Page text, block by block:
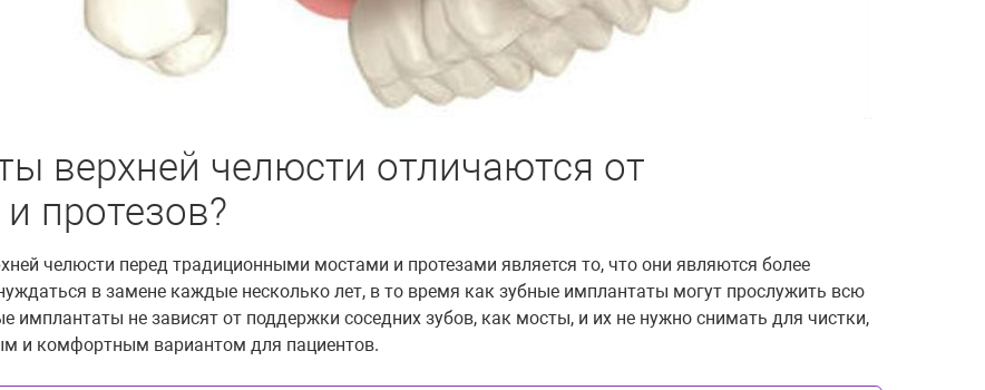
верхней челюсти отличаются от
протезов?
челюсти перед традиционными мостами и протезами является то, что они являются более
в замене каждые несколько лет, в то время как зубные имплантаты могут прослужить всю
не зависят от поддержки соседних зубов, как мосты, и их не нужно снимать для чистки,
и комфортным вариантом для пациентов.